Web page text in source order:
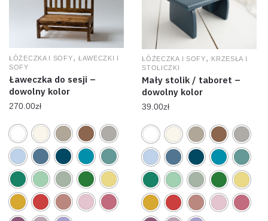
ŁÓŻECZKA I SOFY, ŁAWECZKI I
SOFY
Ławeczka do sesji –
dowolny kolor
270.00zł
ŁÓŻECZKA I SOFY, KRZESŁA I
STOLICZKI
Mały stolik / taboret –
dowolny kolor
39.00zł